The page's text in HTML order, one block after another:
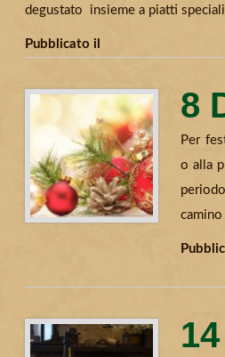
degustato insieme a piatti
Pubblicato il
8
Per
o alla
14